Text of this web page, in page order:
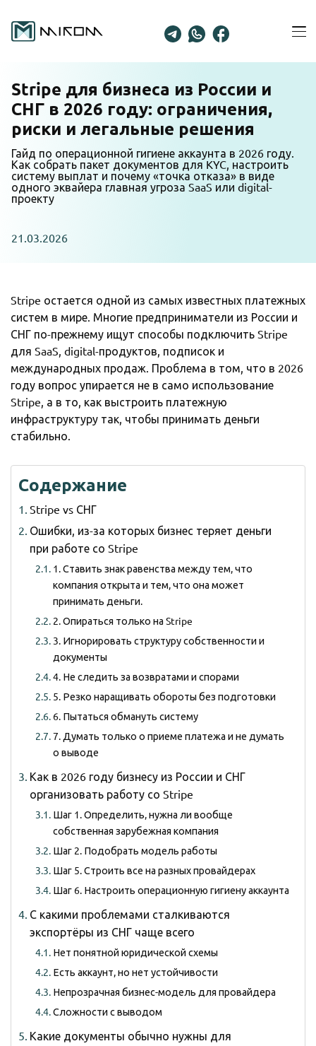
content
Stripe для бизнеса из России и
СНГ в 2026 году: ограничения,
риски и легальные решения
Гайд по операционной гигиене аккаунта в 2026 году.
Как собрать пакет документов для KYC, настроить
систему выплат и почему «точка отказа» в виде
одного эквайера главная угроза SaaS или digital-
проекту
21.03.2026
Stripe остается одной из самых известных платежных
систем в мире. Многие предприниматели из России и
СНГ по-прежнему ищут способы подключить Stripe
для SaaS, digital-продуктов, подписок и
международных продаж. Проблема в том, что в 2026
году вопрос упирается не в само использование
Stripe, а в то, как выстроить платежную
инфраструктуру так, чтобы принимать деньги
стабильно.
Содержание
Stripe vs СНГ
Ошибки, из-за которых бизнес теряет деньги
при работе со Stripe
1. Ставить знак равенства между тем, что
компания открыта и тем, что она может
принимать деньги.
2. Опираться только на Stripe
3. Игнорировать структуру собственности и
документы
4. Не следить за возвратами и спорами
5. Резко наращивать обороты без подготовки
6. Пытаться обмануть систему
7. Думать только о приеме платежа и не думать
о выводе
Как в 2026 году бизнесу из России и СНГ
организовать работу со Stripe
Шаг 1. Определить, нужна ли вообще
собственная зарубежная компания
Шаг 2. Подобрать модель работы
Шаг 5. Строить все на разных провайдерах
Шаг 6. Настроить операционную гигиену аккаунта
С какими проблемами сталкиваются
экспортёры из СНГ чаще всего
Нет понятной юридической схемы
Есть аккаунт, но нет устойчивости
Непрозрачная бизнес-модель для провайдера
Сложности с выводом
Какие документы обычно нужны для